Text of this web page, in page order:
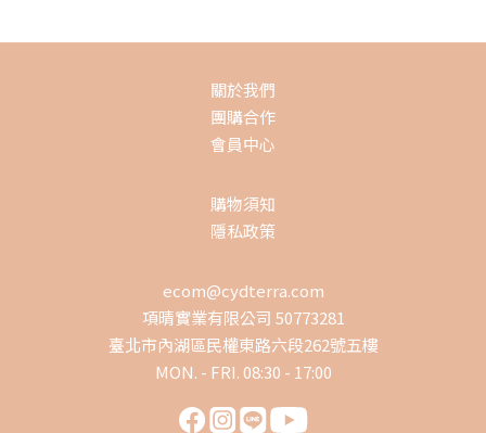
關於我們
團購合作
會員中心
購物須知
隱私政策
ecom@cydterra.com
項晴實業有限公司 50773281
臺北市內湖區民權東路六段262號五樓
MON. - FRI. 08:30 - 17:00